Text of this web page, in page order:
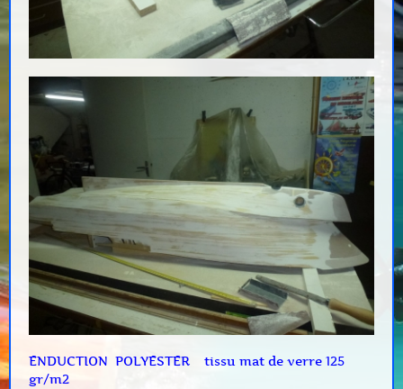
ENDUCTION POLYESTER tissu mat de verre 125
gr/m2